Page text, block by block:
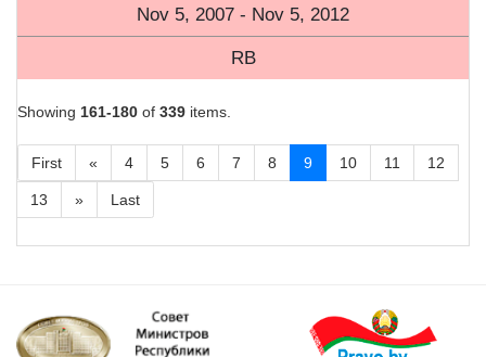
Nov 5, 2007 - Nov 5, 2012
RB
Showing 161-180 of 339 items.
First « 4 5 6 7 8 9 10 11 12
13 » Last